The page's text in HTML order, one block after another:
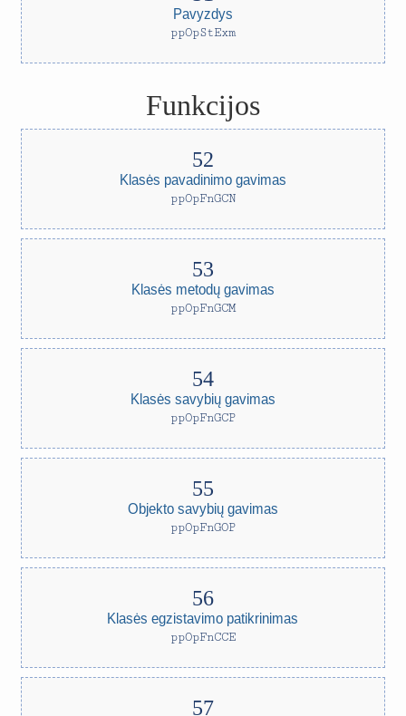
Pavyzdys
ppOpStExm
Funkcijos
Klasės pavadinimo gavimas
ppOpFnGCN
Klasės metodų gavimas
ppOpFnGCM
Klasės savybių gavimas
ppOpFnGCP
Objekto savybių gavimas
ppOpFnGOP
Klasės egzistavimo patikrinimas
ppOpFnCCE